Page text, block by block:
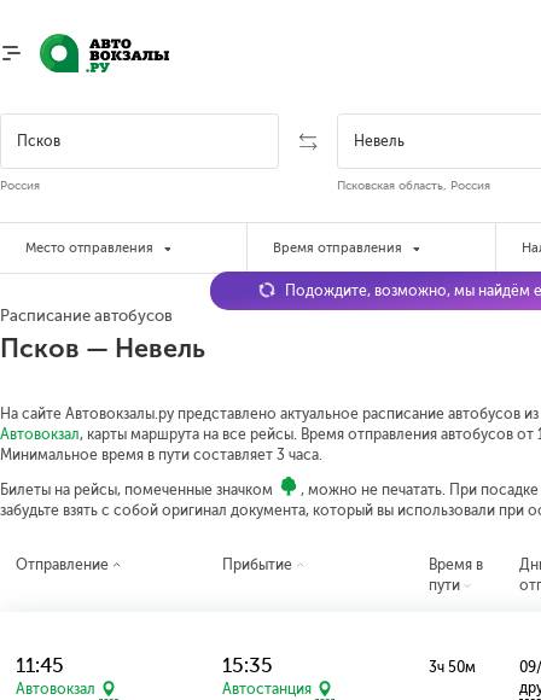
Россия Псковская область, Россия
Место отправления Время отправления
Расписание автобусов
Псков — Невель
На сайте Автовокзалы.ру представлено актуальное расписание автобусов
Автовокзал, карты маршрута на все рейсы. Время отправления автобусов от
Минимальное время в пути составляет 3 часа.
Билеты на рейсы, помеченные значком
, можно не печатать. При
забудьте взять с собой оригинал документа, который вы использовали при
Подождите, возможно, мы найдём
Отправление Прибытие
Время в
пути
11:45
Автовокзал
15:35
Автостанция
3ч 50м